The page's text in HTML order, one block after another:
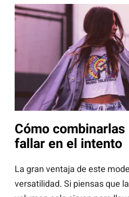
Cómo
fallar en el intento
La gran ventaja de este
versatilidad. Si piensas que